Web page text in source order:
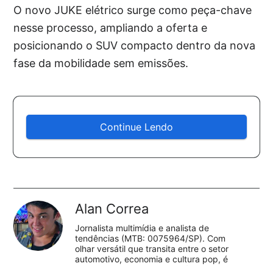
O novo JUKE elétrico surge como peça-chave
nesse processo, ampliando a oferta e
posicionando o SUV compacto dentro da nova
fase da mobilidade sem emissões.
Continue Lendo
Alan Correa
Jornalista multimídia e analista de
tendências (MTB: 0075964/SP). Com
olhar versátil que transita entre o setor
automotivo, economia e cultura pop, é